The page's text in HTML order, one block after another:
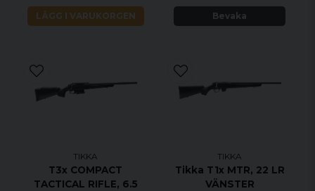
LÄGG I VARUKORGEN Bevaka
TIKKA
T3x COMPACT
TACTICAL RIFLE, 6.5
TIKKA
Tikka T1x MTR, 22 LR
VÄNSTER
Legendarisk noggrannhet sedan 1918
Anpassa T3x -gevärets stil till din egen stil